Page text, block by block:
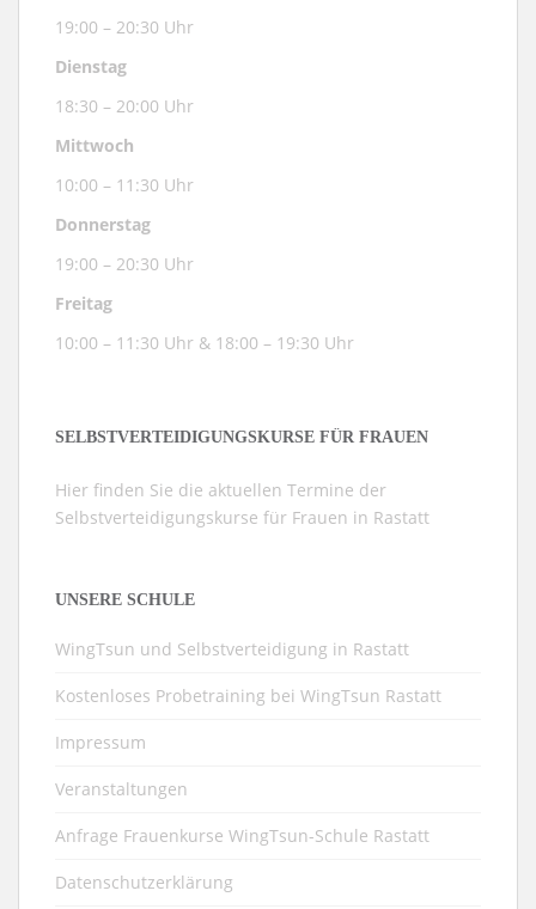
19:00 – 20:30 Uhr
Dienstag
18:30 – 20:00 Uhr
Mittwoch
10:00 – 11:30 Uhr
Donnerstag
19:00 – 20:30 Uhr
Freitag
10:00 – 11:30 Uhr & 18:00 – 19:30 Uhr
SELBSTVERTEIDIGUNGSKURSE FÜR FRAUEN
Hier finden Sie die aktuellen Termine der
Selbstverteidigungskurse für Frauen in Rastatt
UNSERE SCHULE
WingTsun und Selbstverteidigung in Rastatt
Kostenloses Probetraining bei WingTsun Rastatt
Impressum
Veranstaltungen
Anfrage Frauenkurse WingTsun-Schule Rastatt
Datenschutzerklärung